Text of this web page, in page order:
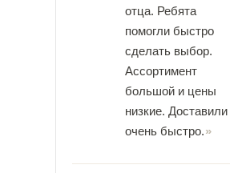
отца. Ребята
помогли быстро
сделать выбор.
Ассортимент
большой и цены
низкие. Доставили
очень быстро.